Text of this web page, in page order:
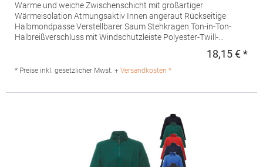
Warme und weiche Zwischenschicht mit großartiger
Wärmeisolation Atmungsaktiv Innen angeraut Rückseitige
Halbmondpasse Verstellbarer Saum Stehkragen Ton-in-Ton-
Halbreißverschluss mit Windschutzleiste Polyester-Twill-
Grammatur: 170 g/m²Materialzusammensetzung: 100%
PolyesterAngaben zur Produktsicherheit: Herst.-Nr.:
18,15 € *
* Preise inkl. gesetzlicher Mwst. + Versandkosten *